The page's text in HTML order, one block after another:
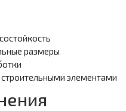
размеры
элементами